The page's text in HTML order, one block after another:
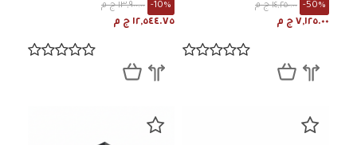
١٤,٢٥٠.٠٠ ج م -50%
٧,١٢٥.٠٠ ج م
١٣,٩٠٠.٠٠ ج م -10%
١٢,٥٤٤.٧٥ ج م